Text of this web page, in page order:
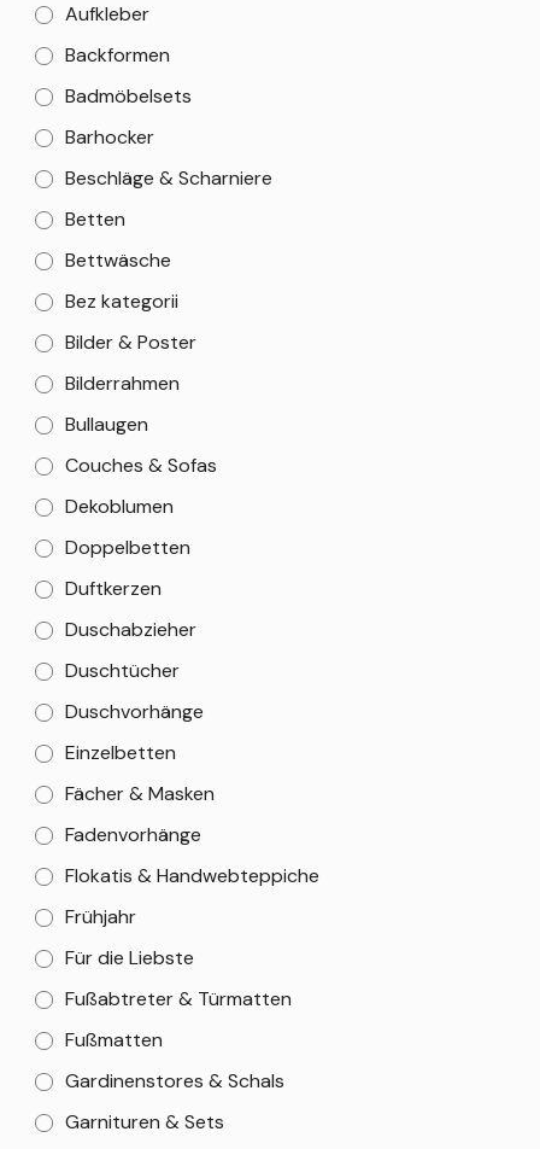
Aufkleber
Backformen
Badmöbelsets
Barhocker
Beschläge & Scharniere
Betten
Bettwäsche
Bez kategorii
Bilder & Poster
Bilderrahmen
Bullaugen
Couches & Sofas
Dekoblumen
Doppelbetten
Duftkerzen
Duschabzieher
Duschtücher
Duschvorhänge
Einzelbetten
Fächer & Masken
Fadenvorhänge
Flokatis & Handwebteppiche
Frühjahr
Für die Liebste
Fußabtreter & Türmatten
Fußmatten
Gardinenstores & Schals
Garnituren & Sets